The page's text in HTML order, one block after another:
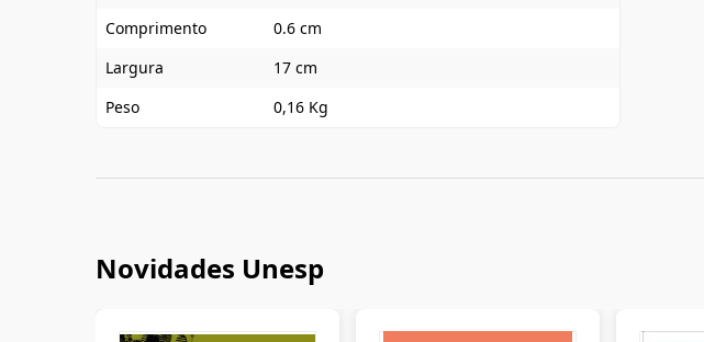
Comprimento
0.6 cm
Largura
17 cm
Peso
0,16 Kg
Novidades Unesp